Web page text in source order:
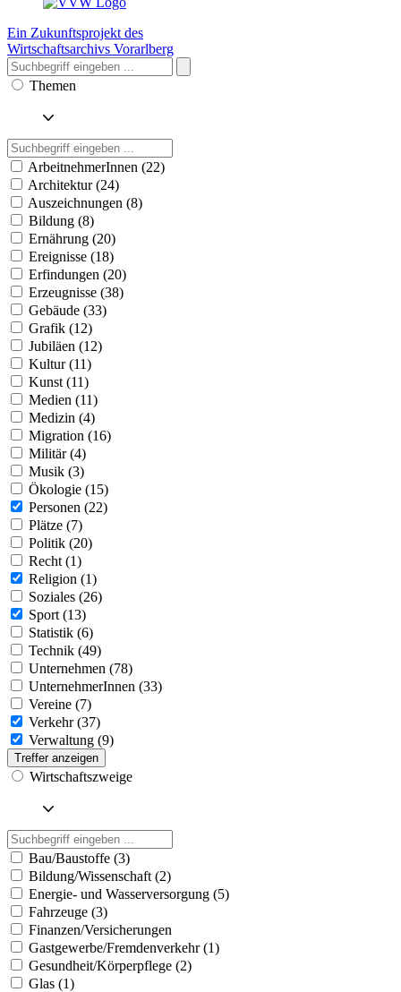
Ein Zukunftsprojekt des
Wirtschaftsarchivs Vorarlberg
Themen
ArbeitnehmerInnen (22)
Architektur (24)
Auszeichnungen (8)
Bildung (8)
Ernährung (20)
Ereignisse (18)
Erfindungen (20)
Erzeugnisse (38)
Gebäude (33)
Grafik (12)
Jubiläen (12)
Kultur (11)
Kunst (11)
Medien (11)
Medizin (4)
Migration (16)
Militär (4)
Musik (3)
Ökologie (15)
Personen (22)
Plätze (7)
Politik (20)
Recht (1)
Religion (1)
Soziales (26)
Sport (13)
Statistik (6)
Technik (49)
Unternehmen (78)
UnternehmerInnen (33)
Vereine (7)
Verkehr (37)
Verwaltung (9)
Treffer anzeigen
Wirtschaftszweige
Bau/Baustoffe (3)
Bildung/Wissenschaft (2)
Energie- und Wasserversorgung (5)
Fahrzeuge (3)
Finanzen/Versicherungen
Gastgewerbe/Fremdenverkehr (1)
Gesundheit/Körperpflege (2)
Glas (1)